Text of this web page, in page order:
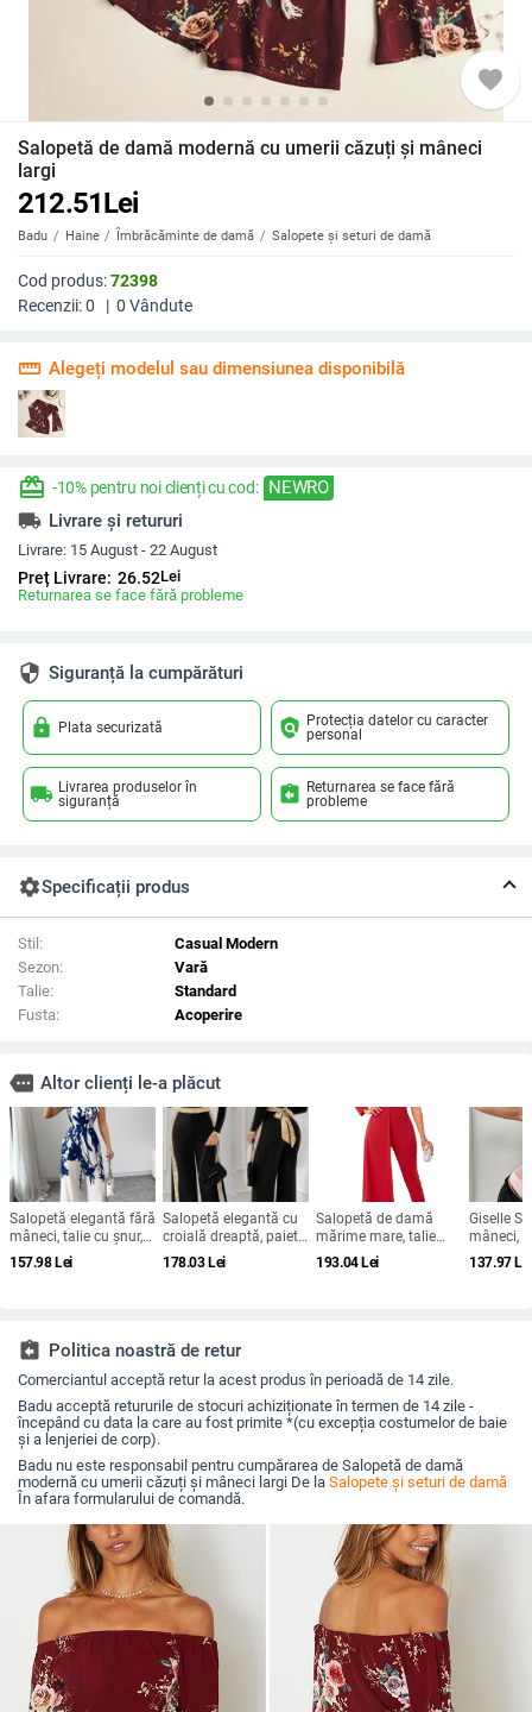
favorite
Salopetă de damă modernă cu umerii căzuți și mâneci
largi
212.51Lei
Badu Haine Îmbrăcăminte de damă Salopete și seturi de damă
Cod produs:72398
Recenzii:0 | 0 Vândute
straighten Alegeți modelul sau dimensiunea disponibilă
redeem -10% pentru noi clienți cu cod: NEWRO
local_shipping Livrare și retururi
Livrare: 15 August - 22 August
Preț Livrare: 26.52Lei
Returnarea se face fără probleme
security Siguranță la cumpărături
lock Plata securizată policy Protecția datelor cu caracter
personal
local_shipping Livrarea produselor în
siguranță
assignment_return Returnarea se face fără
probleme
settingsSpecificații produs
Stil:
Casual Modern
Sezon:
Vară
Talie:
Standard
Fusta:
Acoperire
more Altor clienți le-a plăcut
Salopetă elegantă fără
mâneci, talie cu șnur,
croială dreptă,
poliester, stil urban
157.98Lei
Salopetă elegantă cu
croială dreaptă, paiete
pe panouri, decolteu
pătrat, talie reglabilă
178.03Lei
Salopetă de damă
mărime mare, talie
înaltă, croială mulată
și paiete, disponibilă
193.04Lei
Giselle
mâneci,
lungime
137.97Lei
assignment_return Politica noastră de retur
Comerciantul acceptă retur la acest produs în perioadă de 14 zile.
Badu acceptă retururile de stocuri achiziționate în termen de 14 zile -
începând cu data la care au fost primite *(cu excepția costumelor de baie
și a lenjeriei de corp).
Badu nu este responsabil pentru cumpărarea de Salopetă de damă
modernă cu umerii căzuți și mâneci largi De la Salopete și seturi de damă
În afara formularului de comandă.